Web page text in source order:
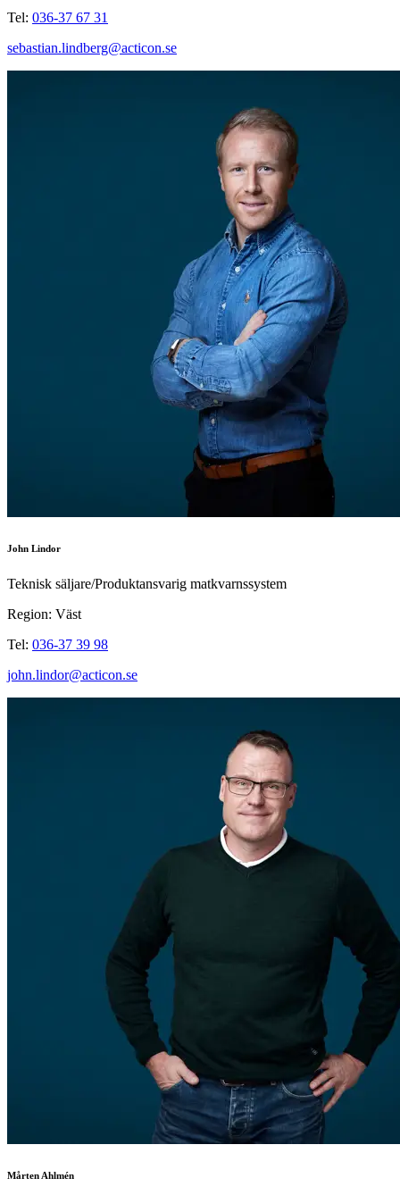
Tel: 036-37 67 31
sebastian.lindberg@acticon.se
John Lindor
Teknisk säljare/Produktansvarig matkvarnssystem
Region: Väst
Tel: 036-37 39 98
john.lindor@acticon.se
Mårten Ahlmén